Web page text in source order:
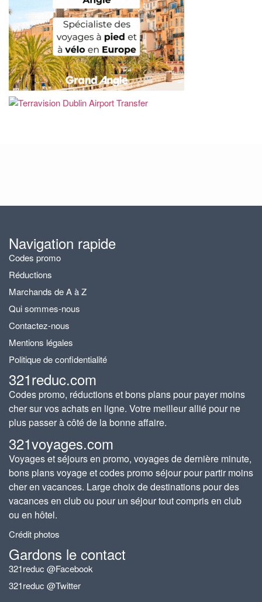
Navigation rapide
Codes promo
Réductions
Marchands de A à Z
Qui sommes-nous
Contactez-nous
Mentions légales
Politique de confidentialité
321reduc.com
Codes promo, réductions et bons plans pour payer moins
cher sur vos achats en ligne. Votre meilleur allié pour ne
plus passer à côté de la bonne affaire.
321voyages.com
Voyages et séjours en promo, voyages de dernière minute,
bons plans voyage et codes promo séjour pour partir moins
cher en vacances. Large choix de destinations pour des
vacances en club ou pour un séjour tout compris en club
ou en hôtel.
Crédit photos
Gardons le contact
321reduc @Facebook
321reduc @Twitter